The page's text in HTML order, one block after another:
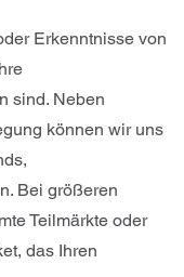
Erkenntnisse von
sind. Neben
können wir uns
Bei größeren
Teilmärkte oder
das Ihren